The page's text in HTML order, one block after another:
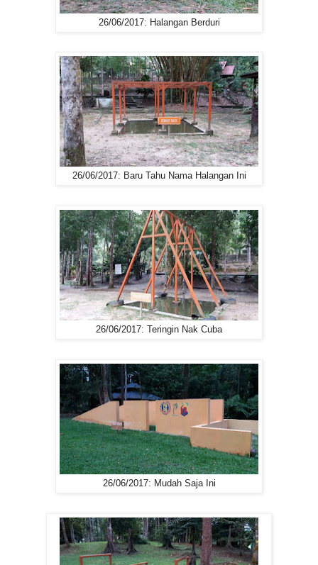
26/06/2017: Halangan Berduri
26/06/2017: Baru Tahu Nama Halangan Ini
26/06/2017: Teringin Nak Cuba
26/06/2017: Mudah Saja Ini